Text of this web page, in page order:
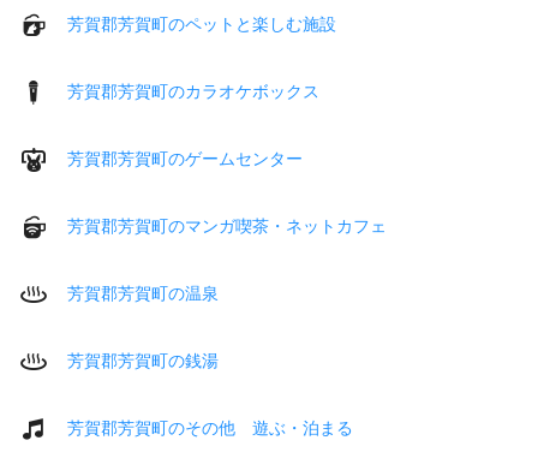
芳賀郡芳賀町のペットと楽しむ施設
芳賀郡芳賀町のカラオケボックス
芳賀郡芳賀町のゲームセンター
芳賀郡芳賀町のマンガ喫茶・ネットカフェ
芳賀郡芳賀町の温泉
芳賀郡芳賀町の銭湯
芳賀郡芳賀町のその他 遊ぶ・泊まる